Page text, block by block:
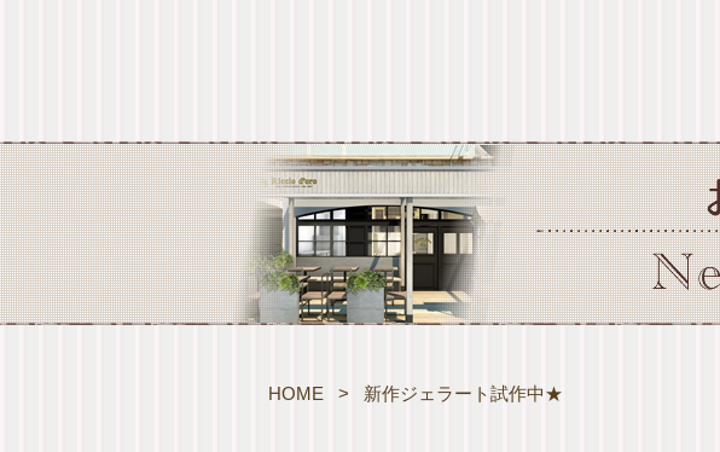
HOME > 新作ジェラート試作中★